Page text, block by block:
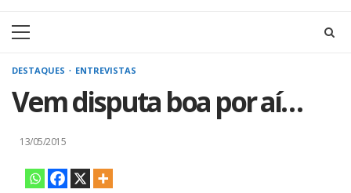
Primary
DESTAQUES ENTREVISTAS
Vem disputa boa por aí…
13/05/2015